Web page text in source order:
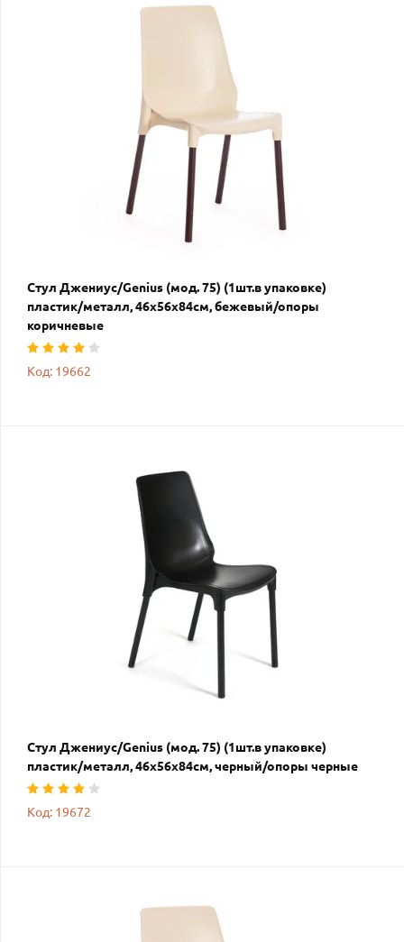
Стул Джениус/Genius (мод. 75) (1шт.в упаковке)
пластик/металл, 46x56x84cм, бежевый/опоры
коричневые
Код: 19662
Стул Джениус/Genius (мод. 75) (1шт.в упаковке)
пластик/металл, 46x56x84cм, черный/опоры черные
Код: 19672